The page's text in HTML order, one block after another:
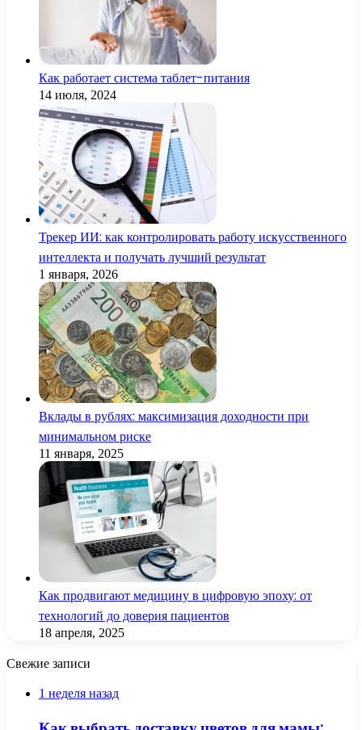
Как работает система таблет-питания
14 июля, 2024
Трекер ИИ: как контролировать работу искусственного
интеллекта и получать лучший результат
1 января, 2026
Вклады в рублях: максимизация доходности при
минимальном риске
11 января, 2025
Как продвигают медицину в цифровую эпоху: от
технологий до доверия пациентов
18 апреля, 2025
Свежие записи
1 неделя назад